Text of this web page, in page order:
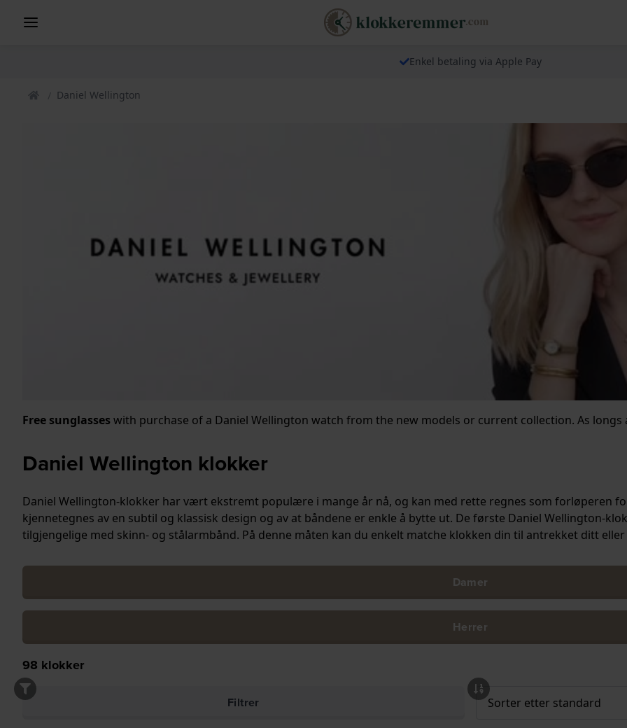
Enkel betaling via Apple Pay
Daniel Wellington
Free sunglasses with purchase of a Daniel Wellington watch from the new models or current collection. As longs
Daniel Wellington klokker
Daniel Wellington-klokker har vært ekstremt populære i mange år nå, og kan med rette regnes som forløperen
kjennetegnes av en subtil og klassisk design og av at båndene er enkle å bytte ut. De første Daniel Wellington-
tilgjengelige med skinn- og stålarmbånd. På denne måten kan du enkelt matche klokken din til antrekket ditt
Damer
Herrer
98 klokker
Filtrer